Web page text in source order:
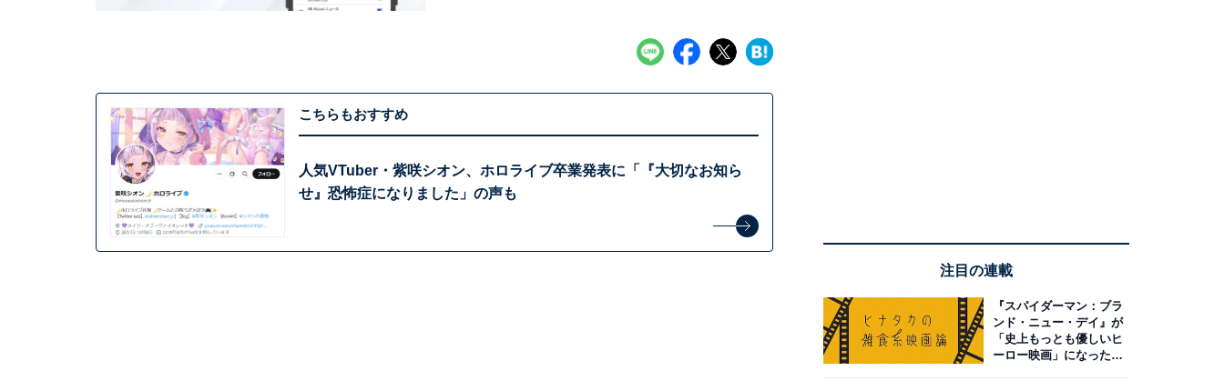
こちらもおすすめ
人気VTuber・紫咲シオン、ホロライブ卒業発表に「『大切なお知ら
せ』恐怖症になりました」の声も
注目の連載
『スパイダーマン：ブラ
ンド・ニュー・デイ』が
「史上もっとも優しいヒ
ーロー映画」になった理